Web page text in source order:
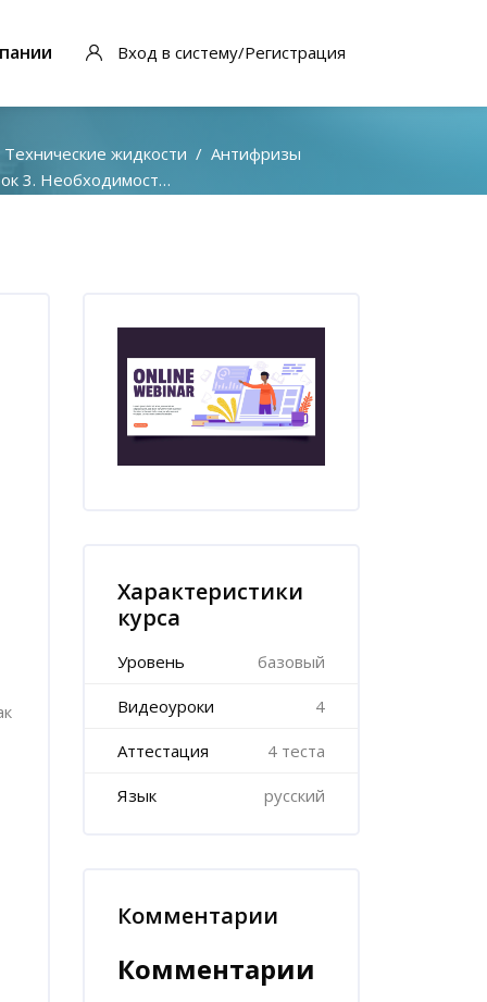
Вход в систему/Регистрация
Технические жидкости
Антифризы
3. Необходимость замены антифриза
Характеристики
курса
Уровень базовый
Видеоуроки 4
Аттестация 4 теста
Язык русский
Пропустить Комментарии
Комментарии
Комментарии